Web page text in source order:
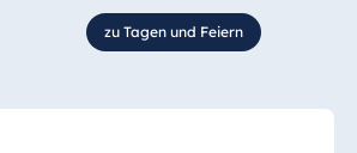
zu Tagen und Feiern